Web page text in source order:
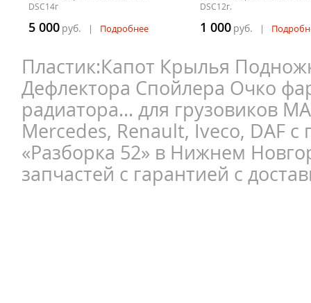
DSC14г
5 000 руб. | Подробнее
DSC12г.
1 000 руб. |
Пластик:Капот Крылья
Дефлектора Спойлера Очко
радиатора... для грузовиков
Mercedes, Renault, Iveco, DAF с
«Разборка 52» в Нижнем
запчастей с гарантией с